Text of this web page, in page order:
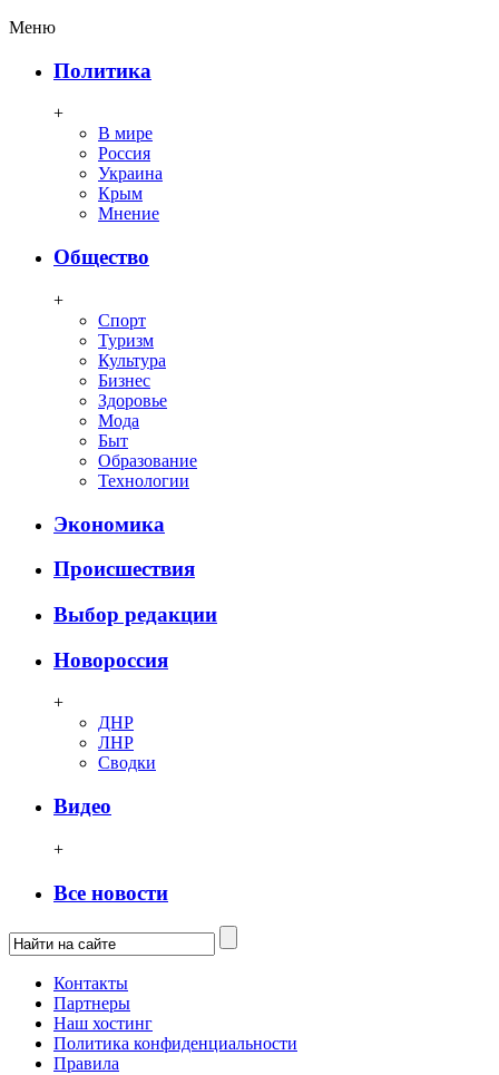
Меню
Политика
+
В мире
Россия
Украина
Крым
Мнение
Общество
+
Спорт
Туризм
Культура
Бизнес
Здоровье
Мода
Быт
Образование
Технологии
Экономика
Происшествия
Выбор редакции
Новороссия
+
ДНР
ЛНР
Сводки
Видео
+
Все новости
Контакты
Партнеры
Наш хостинг
Политика конфиденциальности
Правила